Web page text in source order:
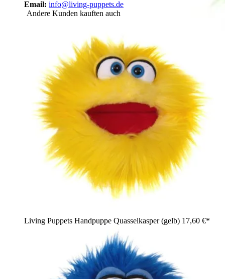
Email: info@living-puppets.de
Andere Kunden kauften auch
Living Puppets Handpuppe Quasselkasper (gelb) 17,60 €*